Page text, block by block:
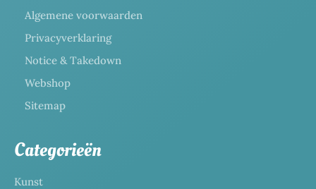
Algemene voorwaarden
Privacyverklaring
Notice & Takedown
Webshop
Sitemap
Categorieën
Kunst